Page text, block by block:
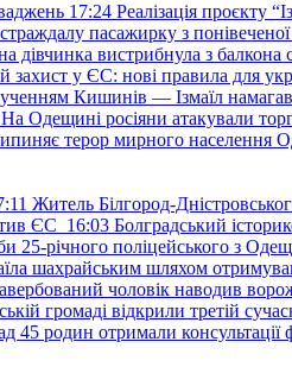
17:24 Реалізація проєкту
пасажирку з понівеченої
дівчинка вистрибнула з балкона
захист у ЄС: нові правила для
Кишинів — Ізмаїл
На Одещині росіяни атакували
терор мирного населення
Житель Білгород-
ЄС 16:03 Болградський
25-річного поліцейського з
шахрайським шляхом
чоловік наводив
громаді відкрили третій
45 родин отримали консультації